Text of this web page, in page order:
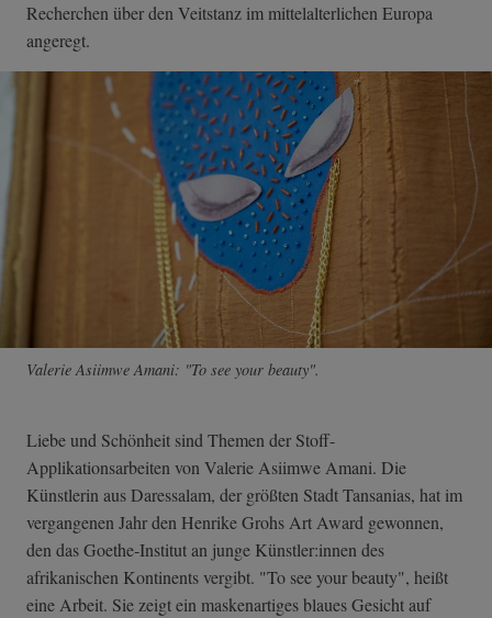
Recherchen über den Veitstanz im mittelalterlichen Europa
angeregt.
Valerie Asiimwe Amani: "To see your beauty".
Liebe und Schönheit sind Themen der Stoff-
Applikationsarbeiten von Valerie Asiimwe Amani. Die
Künstlerin aus Daressalam, der größten Stadt Tansanias, hat im
vergangenen Jahr den Henrike Grohs Art Award gewonnen,
den das Goethe-Institut an junge Künstler:innen des
afrikanischen Kontinents vergibt. "To see your beauty", heißt
eine Arbeit. Sie zeigt ein maskenartiges blaues Gesicht auf